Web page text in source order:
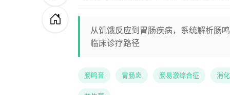
从饥饿反应到胃肠疾病，系统解析肠
临床诊疗路径
肠鸣音 胃肠炎 肠易激综合征 消